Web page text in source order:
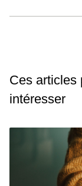
Ces articles
intéresser